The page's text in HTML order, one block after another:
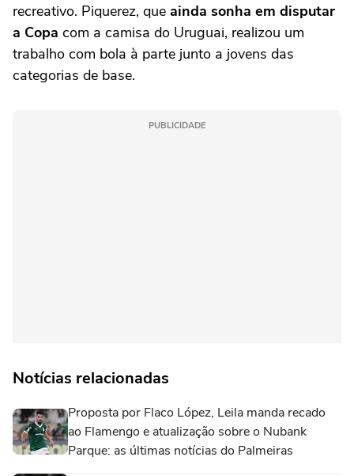
recreativo. Piquerez, que ainda sonha em disputar
a Copa com a camisa do Uruguai, realizou um
trabalho com bola à parte junto a jovens das
categorias de base.
PUBLICIDADE
Notícias relacionadas
Proposta por Flaco López, Leila manda recado
ao Flamengo e atualização sobre o Nubank
Parque: as últimas notícias do Palmeiras